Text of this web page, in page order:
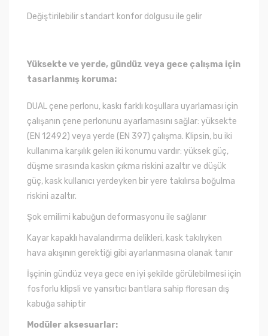
Değiştirilebilir standart konfor dolgusu ile gelir
Yüksekte ve yerde, gündüz veya gece çalışma için
tasarlanmış koruma:
DUAL çene perlonu, kaskı farklı koşullara uyarlaması için
çalışanın çene perlonunu ayarlamasını sağlar: yüksekte
(EN 12492) veya yerde (EN 397) çalışma. Klipsin, bu iki
kullanıma karşılık gelen iki konumu vardır: yüksek güç,
düşme sırasında kaskın çıkma riskini azaltır ve düşük
güç, kask kullanıcı yerdeyken bir yere takılırsa boğulma
riskini azaltır.
Şok emilimi kabuğun deformasyonu ile sağlanır
Kayar kapaklı havalandırma delikleri, kask takılıyken
hava akışının gerektiği gibi ayarlanmasına olanak tanır
İşçinin gündüz veya gece en iyi şekilde görülebilmesi için
fosforlu klipsli ve yansıtıcı bantlara sahip floresan dış
kabuğa sahiptir
Modüler aksesuarlar: